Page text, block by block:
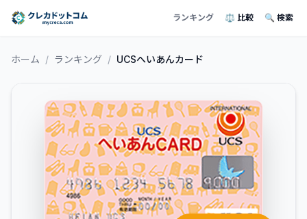
ランキング ⚖️ 比較 🔍 検索
ホーム / ランキング / UCSへいあんカード